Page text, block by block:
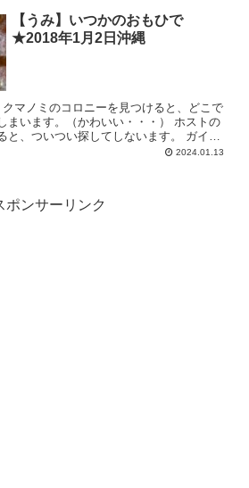
【うみ】いつかのおもひで
★2018年1月2日沖縄
マノミのコロニーを見つけると、どこで
まいます。（かわいい・・・） ホストの
と、ついつい探してしないます。 ガイド
2024.01.13
ポンサーリンク